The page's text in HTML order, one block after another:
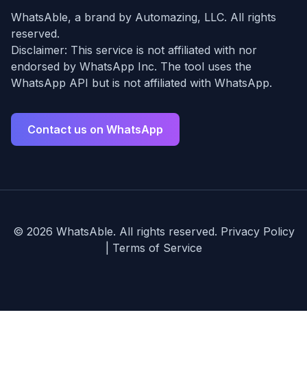
WhatsAble, a brand by Automazing, LLC. All rights
reserved.
Disclaimer: This service is not affiliated with nor
endorsed by WhatsApp Inc. The tool uses the
WhatsApp API but is not affiliated with WhatsApp.
Contact us on WhatsApp
© 2026 WhatsAble. All rights reserved. Privacy Policy
Terms of Service